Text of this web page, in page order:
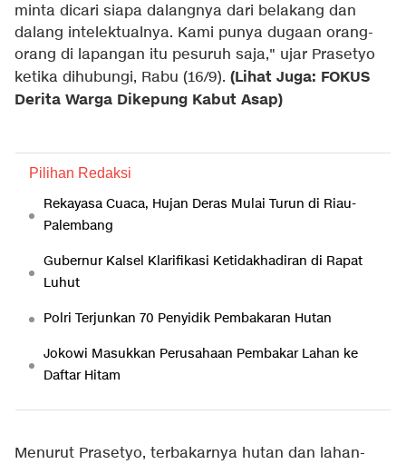
minta dicari siapa dalangnya dari belakang dan
dalang intelektualnya. Kami punya dugaan orang-
orang di lapangan itu pesuruh saja," ujar Prasetyo
ketika dihubungi, Rabu (16/9). (Lihat Juga: FOKUS
Derita Warga Dikepung Kabut Asap)
Pilihan Redaksi
Rekayasa Cuaca, Hujan Deras Mulai Turun di Riau-
Palembang
Gubernur Kalsel Klarifikasi Ketidakhadiran di Rapat
Luhut
Polri Terjunkan 70 Penyidik Pembakaran Hutan
Jokowi Masukkan Perusahaan Pembakar Lahan ke
Daftar Hitam
Menurut Prasetyo, terbakarnya hutan dan lahan-